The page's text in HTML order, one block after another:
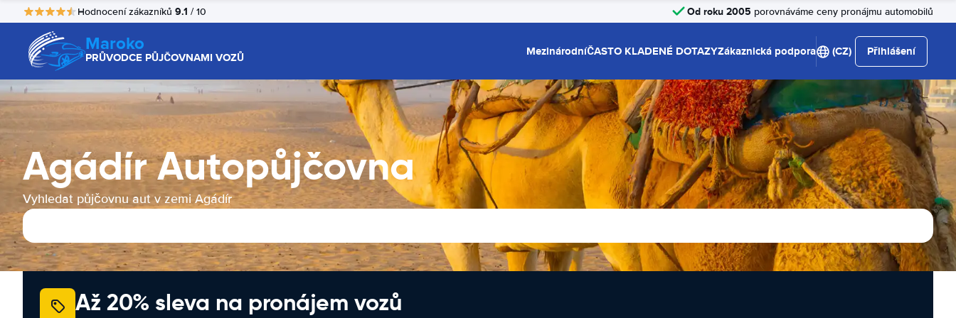
Hodnocení zákazníků 9.1 / 10 Od roku 2005 porovnáváme ceny pronájmu automobilů
Maroko
PRŮVODCE PŮJČOVNAMI VOZŮ MezinárodníČASTO KLADENÉ DOTAZYZákaznická podpora (CZ) Přihlášení
Agádír Autopůjčovna
Vyhledat půjčovnu aut v zemi Agádír
Až 20% sleva na pronájem vozů